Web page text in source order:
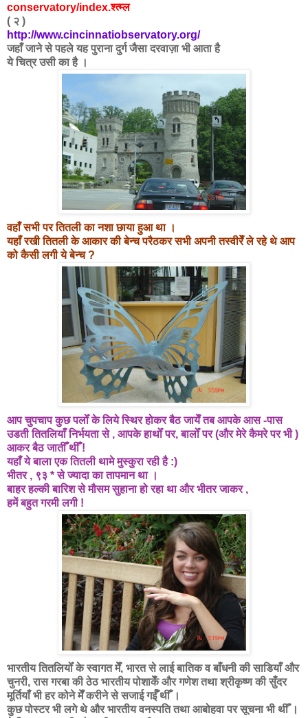
conservatory/index.श्त्म्ल
( २ )
http://www.cincinnatiobservatory.org/
जहाँ जाने से पहले यह पुराना दुर्ग जैसा दरवाज़ा भी आता है
ये चित्र उसी का है ।
वहाँ सभी पर तितली का नशा छाया हुआ था ।
यहाँ रखी तितली के आकार की बेन्च परैठकर सभी अपनी तस्वीरेँ ले रहे थेआप
को कैसी लगी ये बेन्च ?
आप चुपचाप कुछ पलोँ के लिये स्थिर होकर बैठ जायेँ तब आपके आस -पास
उडती तितलियाँ निर्भयता से , आपके हाथोँ पर, बालोँ पर (और मेरे कैमरे पर भी )
आकर बैठ जातीँ थीँ !
यहाँ ये बाला एक तितली थामे मुस्कुरा रही है :)
भीतर , ९३ * से ज्यादा का तापमान था ।
बाहर हल्की बारिश से मौसम सुहाना हो रहा था और भीतर जाकर ,
हमें बहुत गरमी लगी !
भारतीय तितलियोँ के स्वागत मेँ, भारत से लाई बातिक व बाँधनी की साडियाँ और
चुनरी, रास गरबा की ठेठ भारतीय पोशाकेँ और गणेश तथा श्रीकृष्ण की सुँदर
मूर्तियाँ भी हर कोने मेँ करीने से सजाई गईँ थीँ ।
कुछ पोस्टर भी लगे थे और भारतीय वनस्पति तथा आबोहवा पर सूचना भी थीँ ।